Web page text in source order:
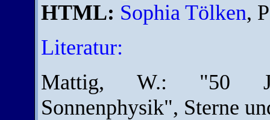
HTML: Sophia Tölken,
Literatur:
Mattig, W.: "50
Sonnenphysik", Sterne